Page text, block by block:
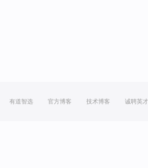
有道智选 官方博客 技术博客 诚聘英才